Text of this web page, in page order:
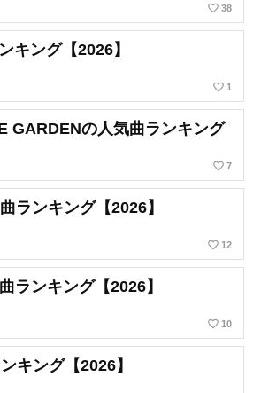
favorite_border 38
キング【2026】
favorite_border 1
GARDENの人気曲ランキング
favorite_border 7
ランキング【2026】
favorite_border 12
ランキング【2026】
favorite_border 10
キング【2026】